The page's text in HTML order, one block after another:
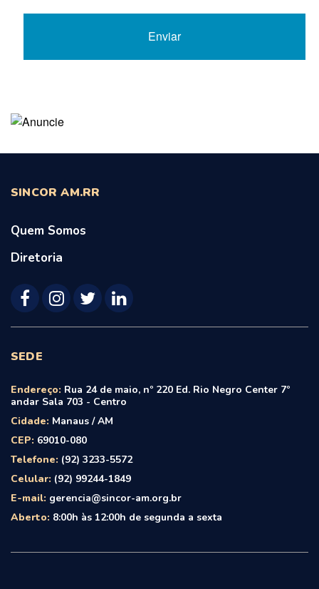
SINCOR AM.RR
Quem Somos
Diretoria
SEDE
Endereço: Rua 24 de maio, nº 220 Ed. Rio Negro Center 7º
andar Sala 703 - Centro
Cidade: Manaus / AM
CEP: 69010-080
Telefone: (92) 3233-5572
Celular: (92) 99244-1849
E-mail: gerencia@sincor-am.org.br
Aberto: 8:00h às 12:00h de segunda a sexta